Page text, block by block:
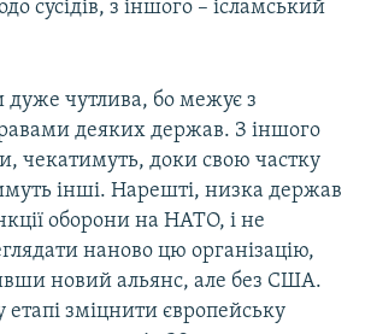
сусідів, з іншого – ісламський
дуже чутлива, бо межує з
деяких держав. З іншого
чекатимуть, доки свою частку
інші. Нарешті, низка держав
оборони на НАТО, і не
наново цю організацію,
новий альянс, але без США.
зміцнити європейську